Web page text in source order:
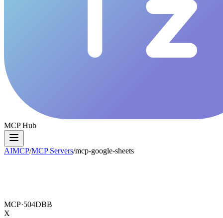
MCP Hub
AIMCP/MCP Servers/mcp-google-sheets
MCP·504DBB
X